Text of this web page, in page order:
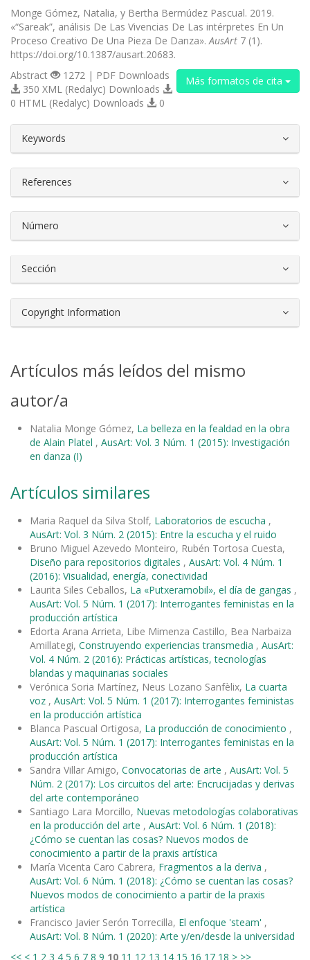
Monge Gómez, Natalia, y Bertha Bermúdez Pascual. 2019.
«“Sareak”, análisis De Las Vivencias De Las intérpretes En Un
Proceso Creativo De Una Pieza De Danza». AusArt 7 (1).
https://doi.org/10.1387/ausart.20683.
Más formatos de cita
Abstract
1272 | PDF Downloads
350 XML (Redalyc) Downloads
0 HTML (Redalyc) Downloads
0
Keywords
References
Número
Sección
Copyright Information
Artículos más leídos del mismo
autor/a
Natalia Monge Gómez, La belleza en la fealdad en la obra
de Alain Platel , AusArt: Vol. 3 Núm. 1 (2015): Investigación
en danza (I)
Artículos similares
Maria Raquel da Silva Stolf, Laboratorios de escucha ,
AusArt: Vol. 3 Núm. 2 (2015): Entre la escucha y el ruido
Bruno Miguel Azevedo Monteiro, Rubén Tortosa Cuesta,
Diseño para repositorios digitales , AusArt: Vol. 4 Núm. 1
(2016): Visualidad, energía, conectividad
Laurita Siles Ceballos, La «Putxeramobil», el día de gangas ,
AusArt: Vol. 5 Núm. 1 (2017): Interrogantes feministas en la
producción artística
Edorta Arana Arrieta, Libe Mimenza Castillo, Bea Narbaiza
Amillategi, Construyendo experiencias transmedia , AusArt:
Vol. 4 Núm. 2 (2016): Prácticas artísticas, tecnologías
blandas y maquinarias sociales
Verónica Soria Martínez, Neus Lozano Sanfèlix, La cuarta
voz , AusArt: Vol. 5 Núm. 1 (2017): Interrogantes feministas
en la producción artística
Blanca Pascual Ortigosa, La producción de conocimiento ,
AusArt: Vol. 5 Núm. 1 (2017): Interrogantes feministas en la
producción artística
Sandra Villar Amigo, Convocatorias de arte , AusArt: Vol. 5
Núm. 2 (2017): Los circuitos del arte: Encrucijadas y derivas
del arte contemporáneo
Santiago Lara Morcillo, Nuevas metodologías colaborativas
en la producción del arte , AusArt: Vol. 6 Núm. 1 (2018):
¿Cómo se cuentan las cosas? Nuevos modos de
conocimiento a partir de la praxis artística
María Vicenta Caro Cabrera, Fragmentos a la deriva ,
AusArt: Vol. 6 Núm. 1 (2018): ¿Cómo se cuentan las cosas?
Nuevos modos de conocimiento a partir de la praxis
artística
Francisco Javier Serón Torrecilla, El enfoque 'steam' ,
AusArt: Vol. 8 Núm. 1 (2020): Arte y/en/desde la universidad
<< < 1 2 3 4 5 6 7 8 9 10 11 12 13 14 15 16 17 18 > >>